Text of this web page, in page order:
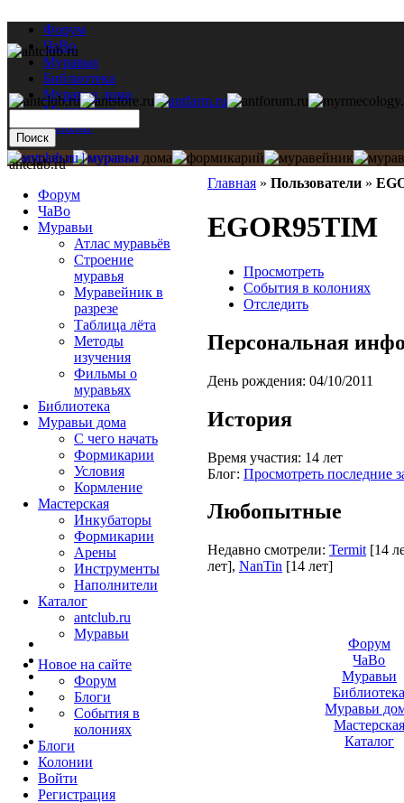
Форум
ЧаВо
Муравьи
Библиотека
Муравьи дома
Мастерская
Каталог
Главная » Пользователи »
EGOR95TIM
Просмотреть
События в колониях
Отследить
Персональная
День рождения: 04/10/2011
История
Время участия: 14 лет
Блог: Просмотреть последние
Любопытные
Недавно смотрели: Termit [14
лет], NanTin [14 лет]
antclub.ru
Форум
ЧаВо
Муравьи
Атлас муравьёв
Строение
муравья
Муравейник в
разрезе
Таблица лёта
Методы
изучения
Фильмы о
муравьях
Библиотека
Муравьи дома
С чего начать
Формикарии
Условия
Кормление
Мастерская
Инкубаторы
Формикарии
Арены
Инструменты
Наполнители
Каталог
antclub.ru
Муравьи
Новое на сайте
Форум
Блоги
События в
колониях
Блоги
Колонии
Войти
Peгиcтpaция
Форум
ЧаВо
Муравьи
Муравьи
Мастерская
Каталог